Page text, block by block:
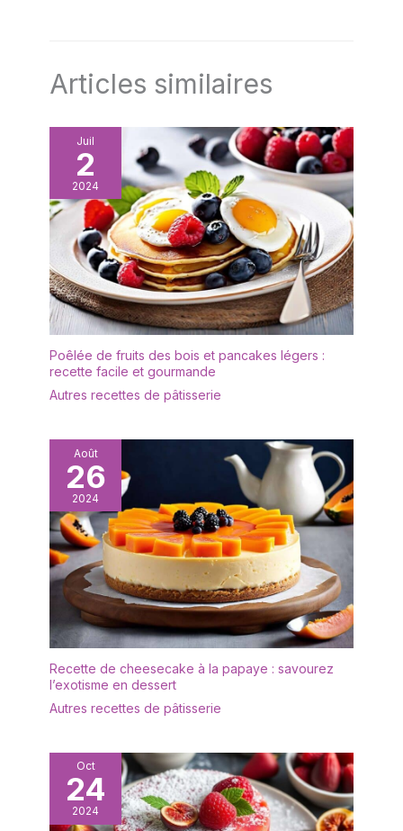
Articles similaires
Juil
2
2024
Poêlée de fruits des bois et pancakes légers :
recette facile et gourmande
Autres recettes de pâtisserie
Août
26
2024
Recette de cheesecake à la papaye : savourez
l’exotisme en dessert
Autres recettes de pâtisserie
Oct
24
2024